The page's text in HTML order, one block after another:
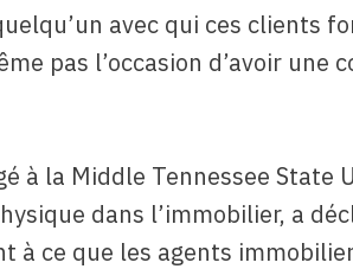
avec qui ces clients
pas l’occasion d’avoir une
à la Middle Tennessee State
dans l’immobilier, a
à ce que les agents